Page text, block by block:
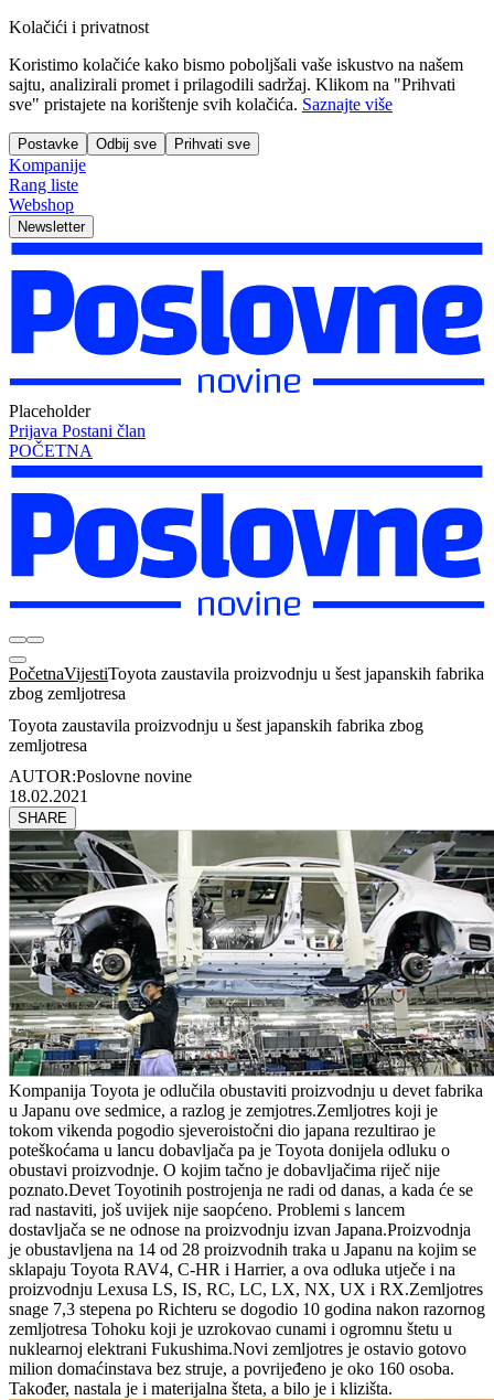
Kolačići i privatnost
Koristimo kolačiće kako bismo poboljšali vaše iskustvo na našem
sajtu, analizirali promet i prilagodili sadržaj. Klikom na "Prihvati
sve" pristajete na korištenje svih kolačića. Saznajte više
Postavke Odbij sve Prihvati sve
Kompanije
Rang liste
Webshop
Newsletter
Placeholder
Prijava Postani član
POČETNA
PočetnaVijestiToyota zaustavila proizvodnju u šest japanskih fabrika
zbog zemljotresa
Toyota zaustavila proizvodnju u šest japanskih fabrika zbog
zemljotresa
AUTOR:Poslovne novine
18.02.2021
SHARE
Kompanija Toyota je odlučila obustaviti proizvodnju u devet fabrika
u Japanu ove sedmice, a razlog je zemjotres.Zemljotres koji je
tokom vikenda pogodio sjeveroistočni dio japana rezultirao je
poteškoćama u lancu dobavljača pa je Toyota donijela odluku o
obustavi proizvodnje. O kojim tačno je dobavljačima riječ nije
poznato.Devet Toyotinih postrojenja ne radi od danas, a kada će se
rad nastaviti, još uvijek nije saopćeno. Problemi s lancem
dostavljača se ne odnose na proizvodnju izvan Japana.Proizvodnja
je obustavljena na 14 od 28 proizvodnih traka u Japanu na kojim se
sklapaju Toyota RAV4, C-HR i Harrier, a ova odluka utječe i na
proizvodnju Lexusa LS, IS, RC, LC, LX, NX, UX i RX.Zemljotres
snage 7,3 stepena po Richteru se dogodio 10 godina nakon razornog
zemljotresa Tohoku koji je uzrokovao cunami i ogromnu štetu u
nuklearnoj elektrani Fukushima.Novi zemljotres je ostavio gotovo
milion domaćinstava bez struje, a povrijeđeno je oko 160 osoba.
Također, nastala je i materijalna šteta, a bilo je i klizišta.